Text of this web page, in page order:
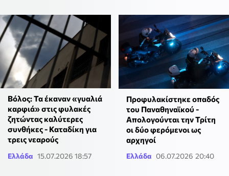
Βόλος: Τα έκαναν «γυαλιά
καρφιά» στις φυλακές
ζητώντας καλύτερες
συνθήκες - Καταδίκη για
τρεις νεαρούς
Ελλάδα 15.07.2026 18:57
Προφυλακίστηκε οπαδός
του Παναθηναϊκού -
Απολογούνται την Τρίτη
οι δύο φερόμενοι ως
αρχηγοί
Ελλάδα 06.07.2026 20:40